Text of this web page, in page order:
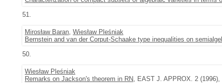
51.
Mirosław Baran, Wiesław Pleśniak
Bernstein and van der Corput-Schaake type inequalities on
50.
Wiesław Pleśniak
Remarks on Jackson's theorem in RN, EAST J. APPROX. 2 (1996),